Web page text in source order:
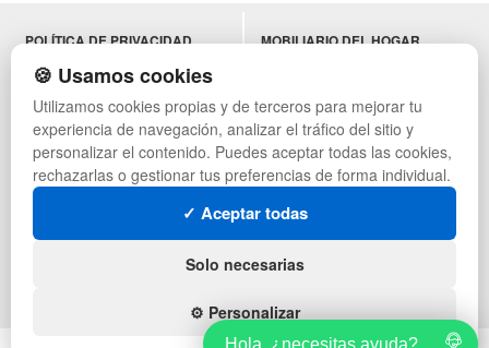
POLÍTICA DE PRIVACIDAD
CONDICIONES DE USO
CAMBIOS Y DEVOLUCIONES
CONTACTO
QUIENES SOMOS
MAPA WEB
PREGUNTAS FRECUENTES
INGRESA A TU CUENTA
SÍGUENOS:
MOBILIARIO DEL HOGAR
MUEBLES VINTAGE
TERRAZAS CON PALETS
NADADORES
EQUIPAMIENTO HOSTELERÍA
ESTANTERÍAS
🍪 Usamos cookies
Utilizamos cookies propias y de terceros para mejorar tu
experiencia de navegación, analizar el tráfico del sitio y
personalizar el contenido. Puedes aceptar todas las cookies,
rechazarlas o gestionar tus preferencias de forma individual.
✓ Aceptar todas
Solo necesarias
⚙️ Personalizar
Hola, ¿necesitas ayuda?